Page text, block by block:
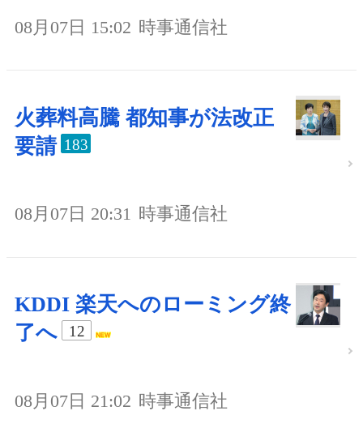
08月07日 15:02 時事通信社
火葬料高騰 都知事が法改正
要請 183
08月07日 20:31 時事通信社
KDDI 楽天へのローミング終
了へ
12
08月07日 21:02 時事通信社